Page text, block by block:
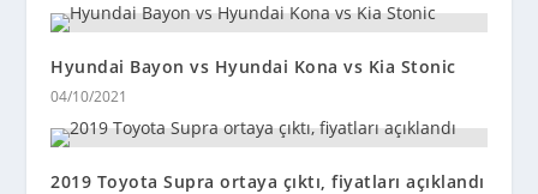
Hyundai Bayon vs Hyundai Kona vs Kia Stonic
04/10/2021
2019 Toyota Supra ortaya çıktı, fiyatları açıklandı